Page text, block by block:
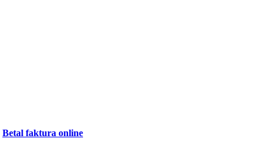
Betal faktura online